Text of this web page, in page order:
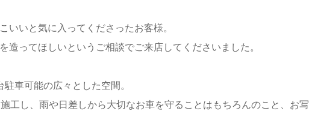
いいと気に入ってくださったお客様。
ってほしいというご相談でご来店してくださいました。
車可能の広々とした空間。
工し、雨や日差しから大切なお車を守ることはもちろんのこと、お写